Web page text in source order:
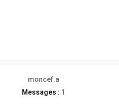
moncef.a
Messages : 1